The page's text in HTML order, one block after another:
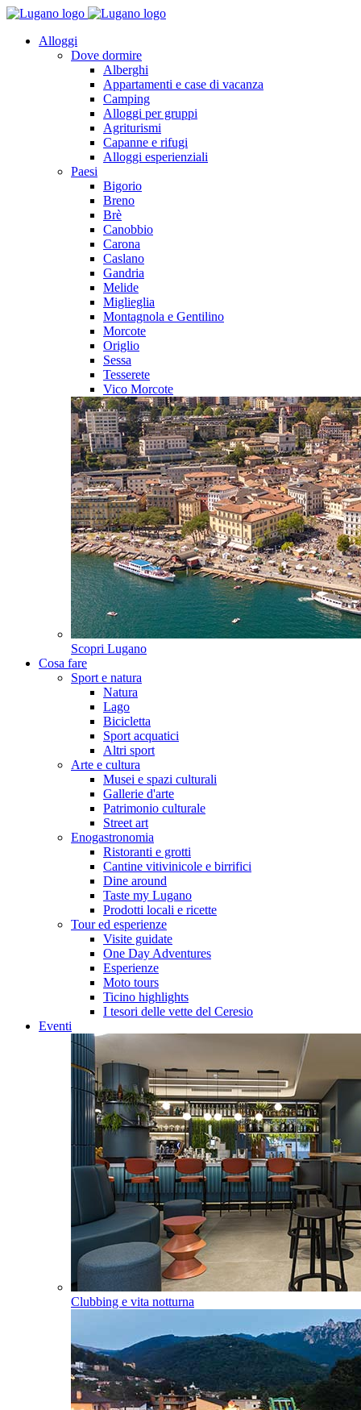
Alloggi
Dove dormire
Alberghi
Appartamenti e case di vacanza
Camping
Alloggi per gruppi
Agriturismi
Capanne e rifugi
Alloggi esperienziali
Paesi
Bigorio
Breno
Brè
Canobbio
Carona
Caslano
Gandria
Melide
Miglieglia
Montagnola e Gentilino
Morcote
Origlio
Sessa
Tesserete
Vico Morcote
Scopri Lugano
Cosa fare
Sport e natura
Natura
Lago
Bicicletta
Sport acquatici
Altri sport
Arte e cultura
Musei e spazi culturali
Gallerie d'arte
Patrimonio culturale
Street art
Enogastronomia
Ristoranti e grotti
Cantine vitivinicole e birrifici
Dine around
Taste my Lugano
Prodotti locali e ricette
Tour ed esperienze
Visite guidate
One Day Adventures
Esperienze
Moto tours
Ticino highlights
I tesori delle vette del Ceresio
Eventi
Clubbing e vita notturna